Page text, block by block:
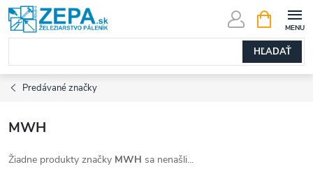
Prejsť
na
obsah
HĽADAŤ
KOŠÍK
Predávané značky
MWH
Žiadne produkty značky MWH sa nenašli...